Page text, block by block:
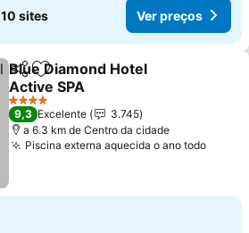
10 sites Ver preços
PartilharAdicionar aos favoritos
Blue Diamond Hotel
Active SPA
Ver preços
4 Estrelas
9,3 Excelente
3.745
a 6.3 km de Centro da cidade
Piscina externa aquecida o ano todoVer